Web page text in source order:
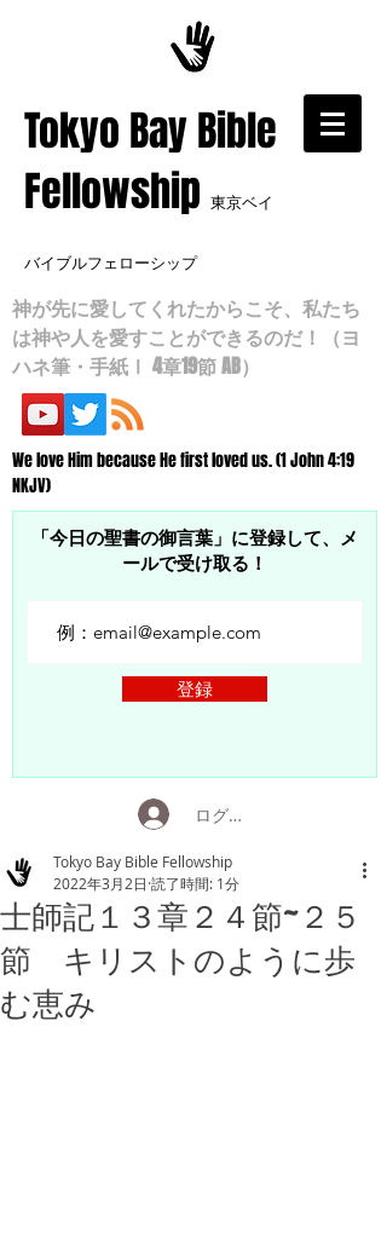
​Tokyo Bay Bible
Fellowship 東京ベイ
バイブルフェローシップ
神が先に愛してくれたからこそ、私たち
は神や人を愛すことができるのだ！（ヨ
ハネ筆・手紙Ⅰ 4章19節 AB）
We love Him because He first loved us. (1 John 4:19
NKJV)
「今日の聖書の御言葉」に登録して、メ
ールで受け取る！
登録
ログイン
士師記１３章２４節~２５
節 キリストのように歩
む恵み
Tokyo Bay Bible Fellowship
2022年3月2日 読了時間: 1分